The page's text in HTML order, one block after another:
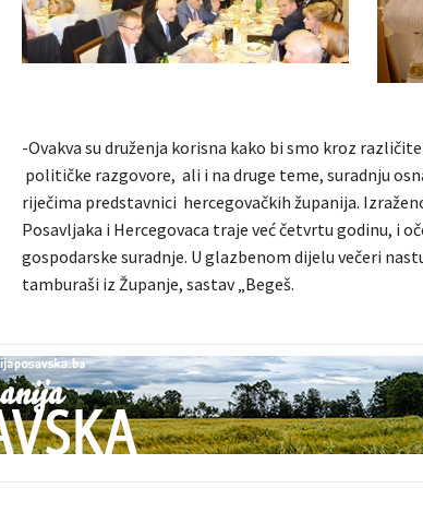
-Ovakva su druženja korisna kako bi smo kroz
političke razgovore, ali i na druge teme, suradnju
riječima predstavnici hercegovačkih županija.
Posavljaka i Hercegovaca traje već četvrtu godinu, i
gospodarske suradnje. U glazbenom dijelu večeri
tamburaši iz Županje, sastav „Begeš.